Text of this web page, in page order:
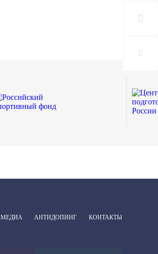
МЕДИА АНТИДОПИНГ КОНТАКТЫ